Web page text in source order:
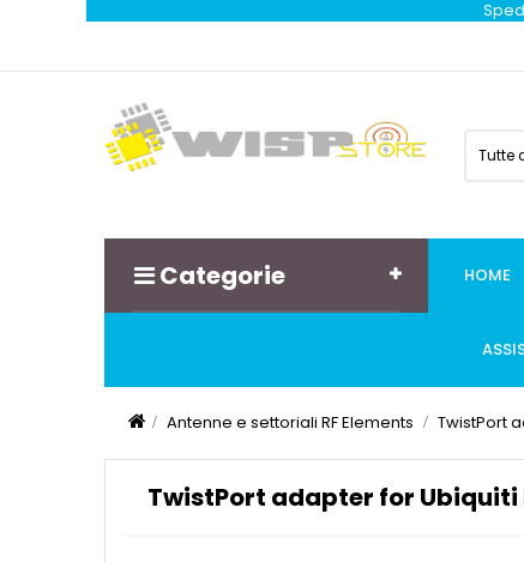
Tutte
Categorie HOME
Antenne e settoriali RF Elements TwistPort
TwistPort adapter for Ubiquiti